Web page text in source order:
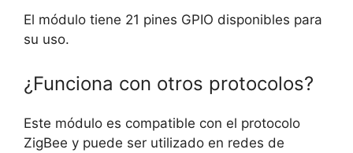
El módulo tiene 21 pines GPIO disponibles para
su uso.
¿Funciona con otros protocolos?
Este módulo es compatible con el protocolo
ZigBee y puede ser utilizado en redes de